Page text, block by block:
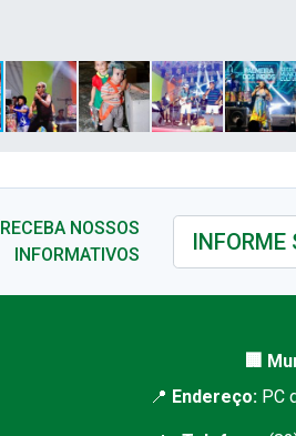
RECEBA NOSSOS
INFORMATIVOS
🏢
📍 Endereço: PC